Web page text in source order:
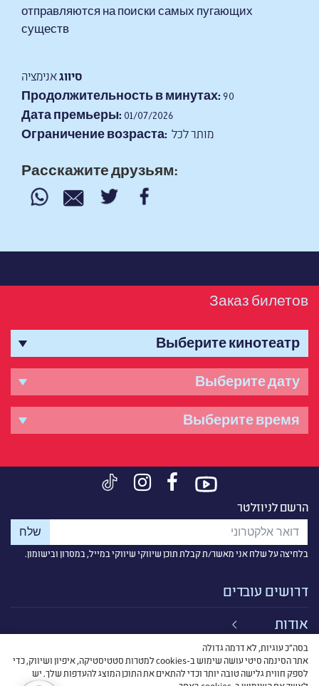
отправляются на поиски самых пугающих
существ
סיווגאנימציה
Продолжительность в минутах: 90
Дата премьеры: 01/07/2026
Ограничение возраста: מותר לכל
Расскажите друзьям:
Заказ билетов
הרשם לניוזלטר
בלחיצה על שלח אני מאשר/ת קבלת תוכן שיווקי שיווקי במייל, במסרון ובישומון.
דרושים עובדים
אודות
קישורים
בסה״כ עוגיות, לא דרמה גדולה
אתר הסינמה סיטי עושה שימוש ב-cookies למטרות סטטיסטיקה, איפיון ושיווק, כדי
לספק חווית גלישה טובה יותר וכדי להתאים את התוכן המוצג להעדפות שלך. יש